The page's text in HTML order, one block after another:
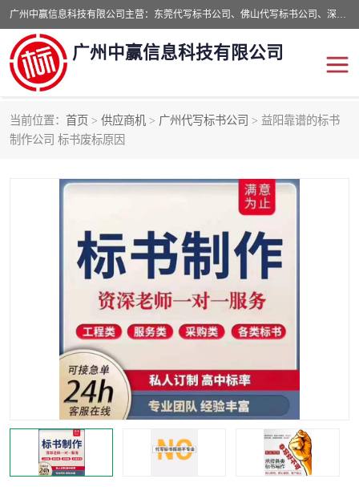
广州中赢信息科技有限公司主营：东莞代写标书公司、佛山代写标书公司、深圳代写标书公司等,食品类标书、工程类类标书,经验丰富的标书制作团队,24小时加急服务,多对一服务。
广州中赢信息科技有限公司
当前位置： 首页 > 供应商机 > 广州代写标书公司 > 益阳靠谱的标书
制作公司 标书废标原因
东莞代写标书公司
深圳代写标书公司 广州代写标书公司